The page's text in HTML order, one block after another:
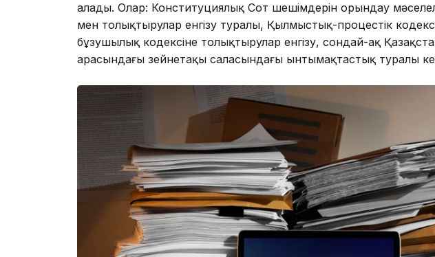
алады. Олар: Конституциялық Сот шешімдерін орындау
мен толықтырулар енгізу туралы, Қылмыстық-процестік кодекс
бұзушылық кодексіне толықтырулар енгізу, сондай-ақ
арасындағы зейнетақы саласындағы ынтымақтастық туралы